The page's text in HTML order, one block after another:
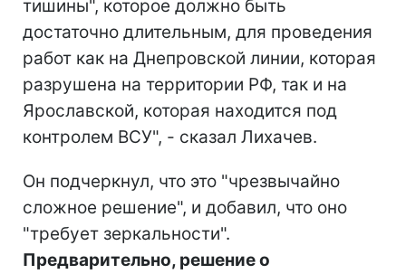
тишины", которое должно быть
достаточно длительным, для проведения
работ как на Днепровской линии, которая
разрушена на территории РФ, так и на
Ярославской, которая находится под
контролем ВСУ", - сказал Лихачев.
Он подчеркнул, что это "чрезвычайно
сложное решение", и добавил, что оно
"требует зеркальности".
Предварительно, решение о